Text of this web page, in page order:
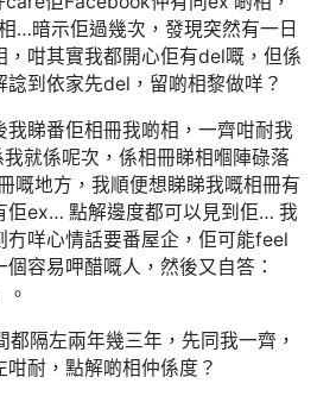
…暗示佢過幾次，發現突然有一日
咁其實我都開心佢有del嘅，但係
到依家先del，留啲相黎做咩？
睇番佢相冊我啲相，一齊咁耐我
就係呢次，係相冊睇相嗰陣碌落
嘅地方，我順便想睇睇我嘅相冊有
佢ex… 點解邊度都可以見到佢… 我
冇咩心情話要番屋企，佢可能feel
容易呷醋嘅人，然後又自答：
。
隔左兩年幾三年，先同我一齊，
耐，點解啲相仲係度？